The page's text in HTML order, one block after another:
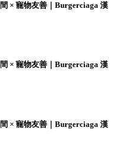
× 寵物友善｜Burgerciaga 漢
× 寵物友善｜Burgerciaga 漢
× 寵物友善｜Burgerciaga 漢